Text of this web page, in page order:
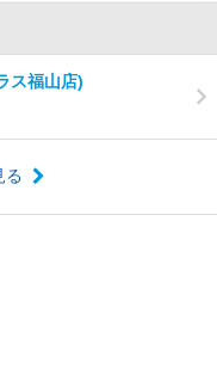
ス福山店)
る